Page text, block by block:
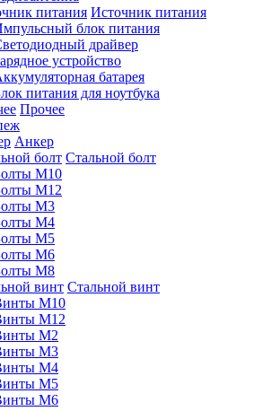
Источник питания
блок питания
драйвер
устройство
батарея
питания для ноутбука
Прочее
Анкер
Стальной болт
М10
М12
М3
М4
М5
М6
М8
Стальной винт
М10
М12
М2
М3
М4
М5
М6